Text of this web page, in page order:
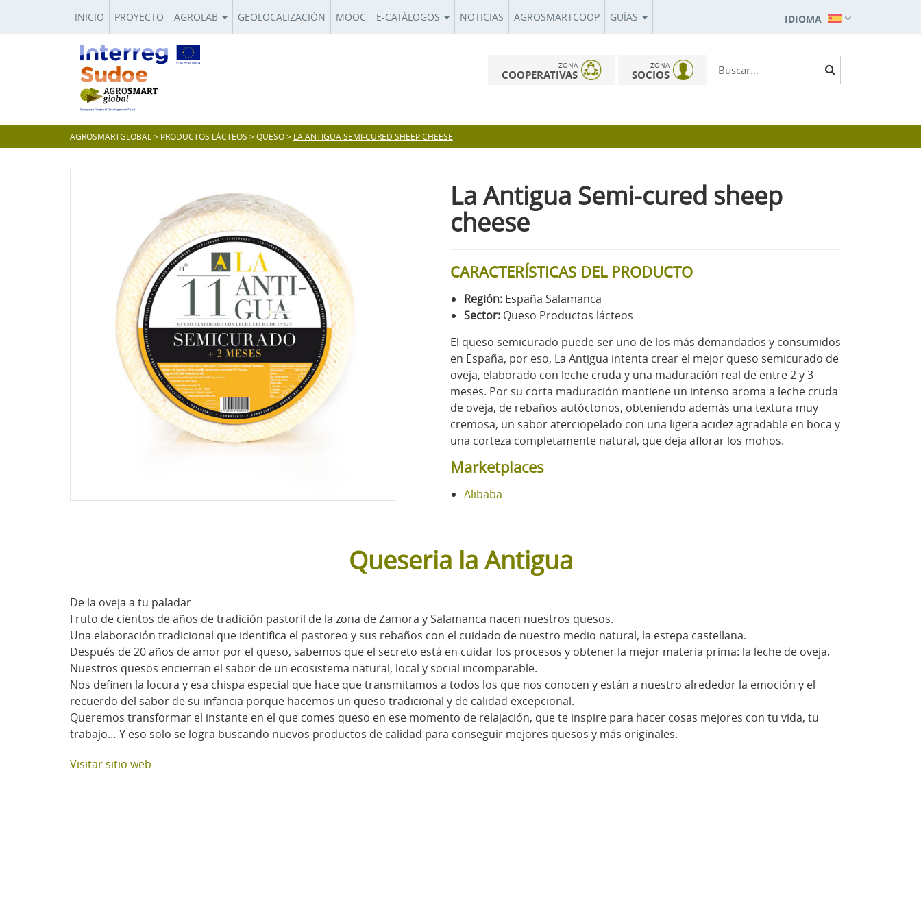
INICIO PROYECTO AGROLAB GEOLOCALIZACIÓN MOOC E-CATÁLOGOS NOTICIAS AGROSMARTCOOP GUÍAS IDIOMA
ZONA
COOPERATIVAS
ZONA
SOCIOS
AGROSMARTGLOBAL > PRODUCTOS LÁCTEOS >QUESO> LA ANTIGUA SEMI-CURED SHEEP CHEESE
La Antigua Semi-cured sheep
cheese
CARACTERÍSTICAS DEL PRODUCTO
Región: España Salamanca
Sector: Queso Productos lácteos
El queso semicurado puede ser uno de los más demandados y consumidos
en España, por eso, La Antigua intenta crear el mejor queso semicurado de
oveja, elaborado con leche cruda y una maduración real de entre 2 y 3
meses. Por su corta maduración mantiene un intenso aroma a leche cruda
de oveja, de rebaños autóctonos, obteniendo además una textura muy
cremosa, un sabor aterciopelado con una ligera acidez agradable en boca y
una corteza completamente natural, que deja aflorar los mohos.
Marketplaces
Alibaba
Queseria la Antigua
De la oveja a tu paladar
Fruto de cientos de años de tradición pastoril de la zona de Zamora y Salamanca nacen nuestros quesos.
Una elaboración tradicional que identifica el pastoreo y sus rebaños con el cuidado de nuestro medio natural, la estepa castellana.
Después de 20 años de amor por el queso, sabemos que el secreto está en cuidar los procesos y obtener la mejor materia prima: la leche de oveja.
Nuestros quesos encierran el sabor de un ecosistema natural, local y social incomparable.
Nos definen la locura y esa chispa especial que hace que transmitamos a todos los que nos conocen y están a nuestro alrededor la emoción y el
recuerdo del sabor de su infancia porque hacemos un queso tradicional y de calidad excepcional.
Queremos transformar el instante en el que comes queso en ese momento de relajación, que te inspire para hacer cosas mejores con tu vida, tu
trabajo… Y eso solo se logra buscando nuevos productos de calidad para conseguir mejores quesos y más originales.
Visitar sitio web